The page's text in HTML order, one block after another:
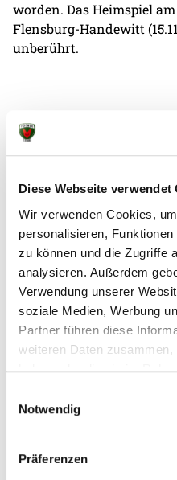
Diese Webseite verwendet
Wir verwenden Cookies,
personalisieren,
zu können und die Zugriffe
analysieren. Außerdem
Verwendung unserer
soziale Medien, Werbung
Partner führen diese
weiteren Daten
Notwendig
Präferenzen
worden. Das Heimspiel
Flensburg-Handewitt
unberührt.
Weitere News
07.08.2026 | Information
Testspiel mit
Feeling
Zum zweiten Mal in
Beim amtierenden
erneut keinen Sieg
Minuten in ...